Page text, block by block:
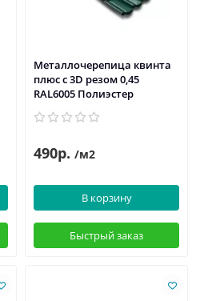
Металлочерепица квинта
плюс c 3D резом 0,45
RAL6005 Полиэстер
490р. /м2
В корзину
Быстрый заказ